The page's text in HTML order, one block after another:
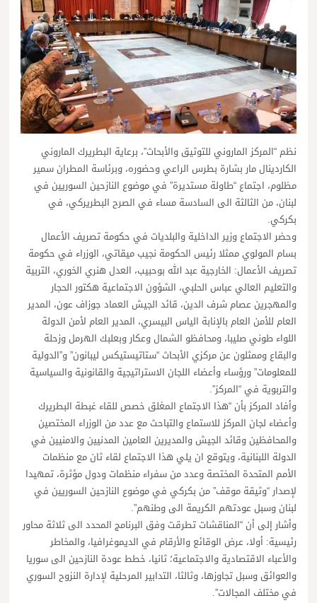
نظم “المركز الماروني للتوثيق والأبحاث”، برعاية البطريرك الماروني
الكاردينال مار بشارة بطرس الراعي وحضوره، وبرئاسة المطران سمير
مظلوم، اجتماع “طاولة مستديرة” في موضوع النازحين السوريين في
لبنان، من الثالثة الى السادسة مساء في الصرح البطريركي، في
بكركي.
وحضر الاجتماع وزير الداخلية والبلديات في حكومة تصريف الأعمال
بسام المولوي ممثلا رئيس الحكومة نجيب ميقاتي، الوزراء في حكومة
تصريف الأعمال: الخارجية عبد الله بوحبيب، العدل هنري الخوري، التربية
والتعليم العالي عباس الحلبي، الشؤون الاجتماعية هكتور الحجار
والمهجرين عصام شرف الدين، قائد الجيش العماد جوزاف عون، المدير
العام للأمن العام بالإنابة الياس البيسري، المدير العام لأمن الدولة
اللواء طوني صليبا، ومحافظو الشمال وعكار وبعلبك الهرمل وزحلة
والبقاع وممثلون عن مركزي الأبحاث “ستاتيستيكس ليبانون” و”الدولية
للمعلومات” ورؤساء وأعضاء اللجان الاستراتيجية والقانونية والسياسية
والتربوية في “المركز”.
وأفاد المركز بأن “هذا الاجتماع المغلق خصص للقاء غبطة البطريرك
وأعضاء لجان المركز للاستماع والتباحث مع عدد من الوزراء المختصين
والمحافظين وقائد الجيش والمديرين العامين المدنيين والامنيين في
الدولة اللبنانية، ويتوقع ان يلي هذا الاجتماع لقاء ثان مع منظمات
الأمم المتحدة المختصة وعدد من سفراء منظمات ودول مؤثرة، تمهيدا
لإصدار “وثيقة موقف” من بكركي في موضوع النازحين السوريين في
لبنان وسبل عودتهم الكريمة الى وطنهم”.
وأشار إلى أن “المناقشات تطرقت وفق البرنامج المحدد الى ثلاثة محاور
رئيسية: أولا، عرض الوقائع والأرقام في الديموغرافيا، والمخاطر
والأعباء الاقتصادية والاجتماعية؛ ثانيا، خطط عودة النازحين الى سوريا
والعوائق وسبل تجاوزها، وثالثا، التدابير المرحلية لإدارة النزوح السوري
في مختلف المجالات”.